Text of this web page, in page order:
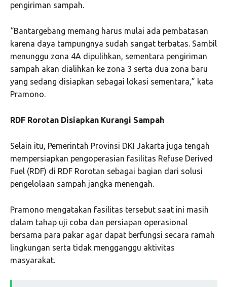
pengiriman sampah.
“Bantargebang memang harus mulai ada pembatasan
karena daya tampungnya sudah sangat terbatas. Sambil
menunggu zona 4A dipulihkan, sementara pengiriman
sampah akan dialihkan ke zona 3 serta dua zona baru
yang sedang disiapkan sebagai lokasi sementara,” kata
Pramono.
RDF Rorotan Disiapkan Kurangi Sampah
Selain itu, Pemerintah Provinsi DKI Jakarta juga tengah
mempersiapkan pengoperasian fasilitas Refuse Derived
Fuel (RDF) di RDF Rorotan sebagai bagian dari solusi
pengelolaan sampah jangka menengah.
Pramono mengatakan fasilitas tersebut saat ini masih
dalam tahap uji coba dan persiapan operasional
bersama para pakar agar dapat berfungsi secara ramah
lingkungan serta tidak mengganggu aktivitas
masyarakat.